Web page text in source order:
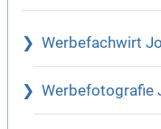
Werbefachwirt
Werbefotografie